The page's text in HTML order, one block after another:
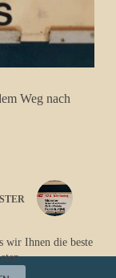
wir Ihnen die beste
Weg nach